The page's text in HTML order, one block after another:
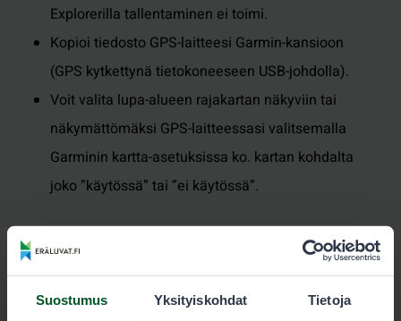
Suostumus Yksityiskohdat Tietoja
Explorerilla tallentaminen ei toimi.
Kopioi tiedosto GPS-laitteesi Garmin-kansioon
(GPS kytkettynä tietokoneeseen USB-johdolla).
Voit valita lupa-alueen rajakartan näkyviin tai
näkymättömäksi GPS-laitteessasi valitsemalla
Garminin kartta-asetuksissa ko. kartan kohdalta
joko ”käytössä” tai ”ei käytössä”.
Kartat